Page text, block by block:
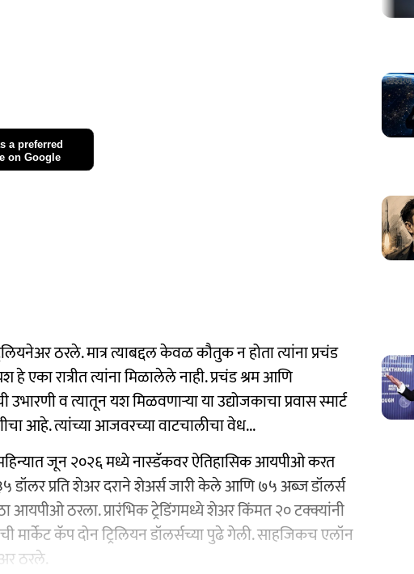
a preferred
on Google
ठरले. मात्र त्याबद्दल केवळ कौतुक न होता त्यांना प्रचंड
एका रात्रीत त्यांना मिळालेले नाही. प्रचंड श्रम आणि
व त्यातून यश मिळवणाऱ्या या उद्योजकाचा प्रवास स्मार्ट
आहे. त्यांच्या आजवरच्या वाटचालीचा वेध...
जून २०२६ मध्ये नास्डॅकवर ऐतिहासिक आयपीओ करत
प्रति शेअर दराने शेअर्स जारी केले आणि ७५ अब्ज डॉलर्स
आयपीओ ठरला. प्रारंभिक ट्रेडिंगमध्ये शेअर किंमत २० टक्क्यांनी
मार्केट कॅप दोन ट्रिलियन डॉलर्सच्या पुढे गेली. साहजिकच एलॉन
ठरले.